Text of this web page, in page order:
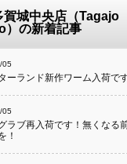
賀城中央店（Tagajo
）の新着記事
05
ーランド新作ワーム入荷で
05
ラブ再入荷です！無くなる
！